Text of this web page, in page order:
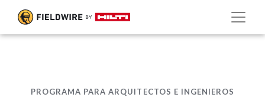
PROGRAMA PARA ARQUITECTOS E INGENIEROS